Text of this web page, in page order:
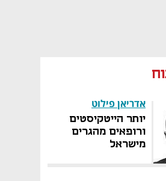
אדריאן פילוט
יותר הייטקיסטים
ורופאים מהגרים
מישראל